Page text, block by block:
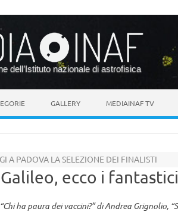
dell’Istituto nazionale di astrofisica
GALLERY MEDIAINAF TV
A PADOVA LA SELEZIONE DEI FINALISTI
ecco i
ha paura dei vaccini?” di Andrea Grignolio,